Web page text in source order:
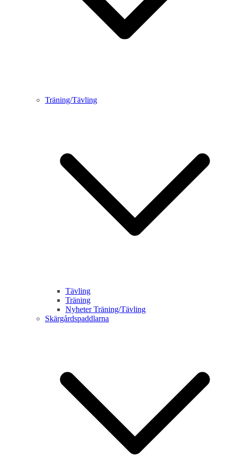
Träning/Tävling
Tävling
Träning
Nyheter Träning/Tävling
Skärgårdspaddlarna